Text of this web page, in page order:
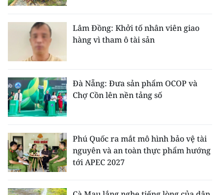
Lâm Đồng: Khởi tố nhân viên giao
hàng vì tham ô tài sản
Đà Nẵng: Đưa sản phẩm OCOP và
Chợ Cồn lên nền tảng số
Phú Quốc ra mắt mô hình bảo vệ tài
nguyên và an toàn thực phẩm hướng
tới APEC 2027